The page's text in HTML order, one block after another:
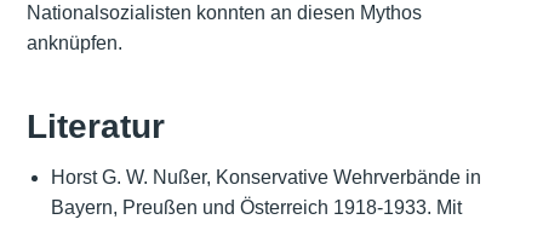
Nationalsozialisten konnten an diesen Mythos
anknüpfen.
Literatur
Horst G. W. Nußer, Konservative Wehrverbände in
Bayern, Preußen und Österreich 1918-1933. Mit